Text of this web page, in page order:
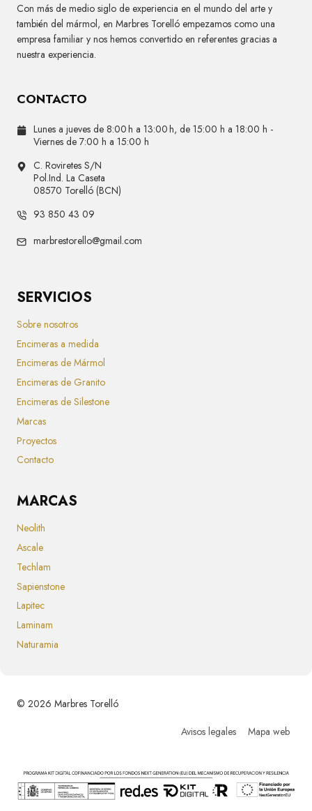
Con más de medio siglo de experiencia en el mundo del arte y
también del mármol, en Marbres Torelló empezamos como una
empresa familiar y nos hemos convertido en referentes gracias a
nuestra experiencia.
CONTACTO
Lunes a jueves de 8:00 h a 13:00 h, de 15:00 h a 18:00 h -
Viernes de 7:00 h a 15:00 h
C. Roviretes S/N
Pol.Ind. La Caseta
08570 Torelló (BCN)
93 850 43 09
marbrestorello@gmail.com
SERVICIOS
Sobre nosotros
Encimeras a medida
Encimeras de Mármol
Encimeras de Granito
Encimeras de Silestone
Marcas
Proyectos
Contacto
MARCAS
Neolith
Ascale
Techlam
Sapienstone
Lapitec
Laminam
Naturamia
© 2026 Marbres Torelló
Avisos legales Mapa web